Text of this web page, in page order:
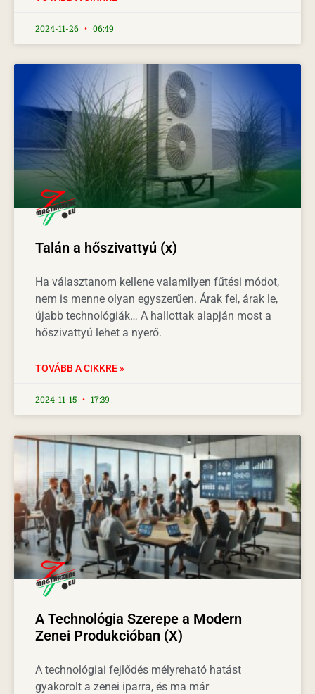
2024-11-26 06:49
Talán a hőszivattyú (x)
Ha választanom kellene valamilyen fűtési módot,
nem is menne olyan egyszerűen. Árak fel, árak le,
újabb technológiák… A hallottak alapján most a
hőszivattyú lehet a nyerő.
TOVÁBB A CIKKRE »
2024-11-15 17:39
A Technológia Szerepe a Modern
Zenei Produkcióban (X)
A technológiai fejlődés mélyreható hatást
gyakorolt a zenei iparra, és ma már